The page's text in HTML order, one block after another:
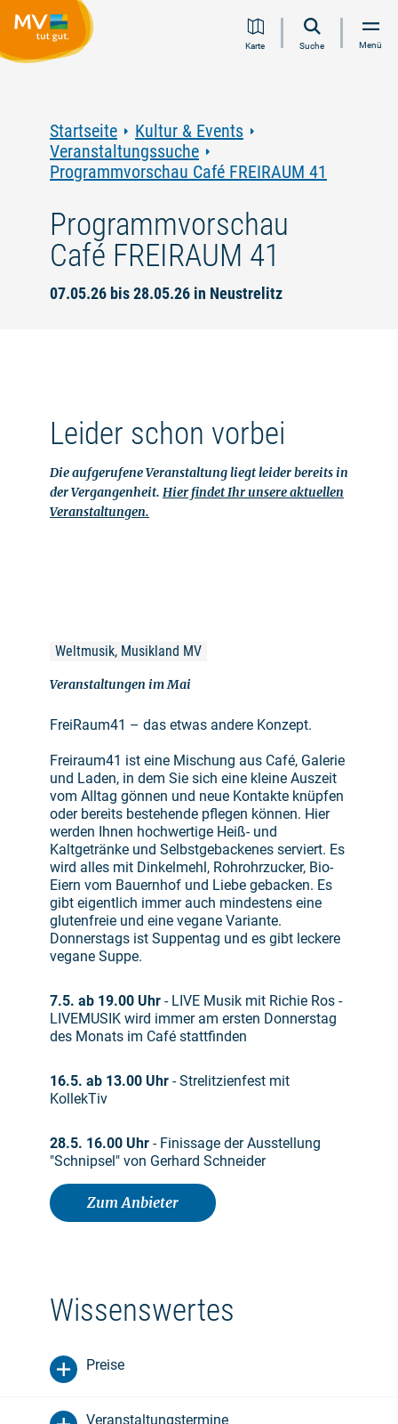
Inhalt
Navigation
Volltextsuche
FooterKarte Suche Menü
Startseite
Kultur & Events
Veranstaltungssuche
Programmvorschau Café FREIRAUM 41
Programmvorschau
Café FREIRAUM 41
07.05.26 bis 28.05.26 in Neustrelitz
Leider schon vorbei
Die aufgerufene Veranstaltung liegt leider bereits in
der Vergangenheit. Hier findet Ihr unsere aktuellen
Veranstaltungen.
Weltmusik, Musikland MV
Veranstaltungen im Mai
FreiRaum41 – das etwas andere Konzept.
Freiraum41 ist eine Mischung aus Café, Galerie
und Laden, in dem Sie sich eine kleine Auszeit
vom Alltag gönnen und neue Kontakte knüpfen
oder bereits bestehende pflegen können. Hier
werden Ihnen hochwertige Heiß- und
Kaltgetränke und Selbstgebackenes serviert. Es
wird alles mit Dinkelmehl, Rohrohrzucker, Bio-
Eiern vom Bauernhof und Liebe gebacken. Es
gibt eigentlich immer auch mindestens eine
glutenfreie und eine vegane Variante.
Donnerstags ist Suppentag und es gibt leckere
vegane Suppe.
7.5. ab 19.00 Uhr - LIVE Musik mit Richie Ros -
LIVEMUSIK wird immer am ersten Donnerstag
des Monats im Café stattfinden
16.5. ab 13.00 Uhr - Strelitzienfest mit
KollekTiv
28.5. 16.00 Uhr - Finissage der Ausstellung
"Schnipsel" von Gerhard Schneider
Zum Anbieter
Wissenswertes
Preise
Veranstaltungstermine